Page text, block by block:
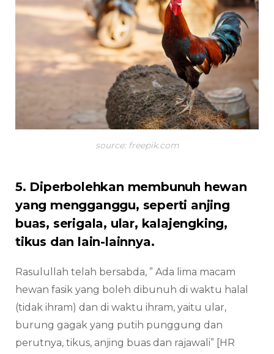
source: freepik.com
5. Diperbolehkan membunuh hewan
yang mengganggu, seperti anjing
buas, serigala, ular, kalajengking,
tikus dan lain-lainnya.
Rasulullah telah bersabda, ” Ada lima macam
hewan fasik yang boleh dibunuh di waktu halal
(tidak ihram) dan di waktu ihram, yaitu ular,
burung gagak yang putih punggung dan
perutnya, tikus, anjing buas dan rajawali” [HR